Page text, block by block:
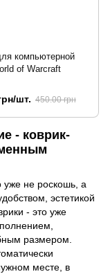
компьютерной
of Warcraft
шт. 450.00 грн
- коврик-
уже не роскошь, а
эстетикой
- это уже
размером.
месте, в